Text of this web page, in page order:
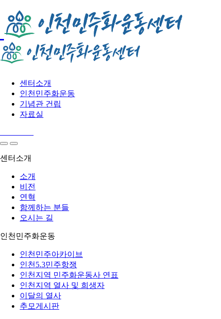
센터소개
인천민주화운동
기념관 건립
자료실
센터소개
소개
비전
연혁
함께하는 분들
오시는 길
인천민주화운동
인천민주아카이브
인천5.3민주항쟁
인천지역 민주화운동사 연표
인천지역 열사 및 희생자
이달의 열사
추모게시판